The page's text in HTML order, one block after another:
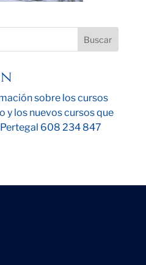
sobre los cursos
y los nuevos cursos que
Pertegal 608 234 847